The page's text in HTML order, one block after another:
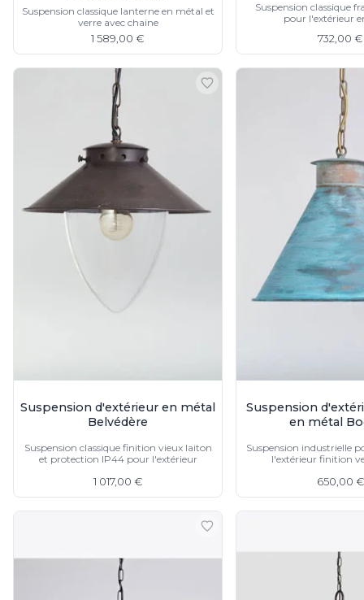
Suspension classique lanterne en métal et
verre avec chaine
1 589,00 €
Suspension classique
pour l'extérieur
732,00 €
Suspension d'extérieur en métal
Belvédère
Suspension classique finition vieux laiton
et protection IP44 pour l'extérieur
1 017,00 €
Suspension
en métal
Suspension industrielle
l'extérieur finition
650,00 €